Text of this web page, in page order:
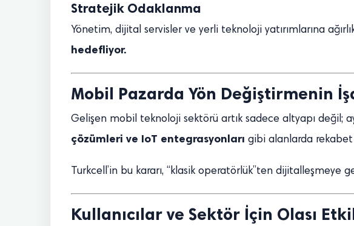
Stratejik Odaklanma
Yönetim, dijital servisler ve yerli teknoloji yatırımlarına
hedefliyor.
Mobil Pazarda Yön Değiştirmenin
Gelişen mobil teknoloji sektörü artık sadece altyapı değil;
çözümleri ve IoT entegrasyonları gibi alanlarda rekabet
Turkcell’in bu kararı, “klasik operatörlük”ten
Kullanıcılar ve Sektör İçin Olası